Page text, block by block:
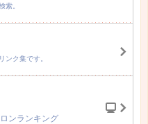
索。
ンク集です。
ンランキング